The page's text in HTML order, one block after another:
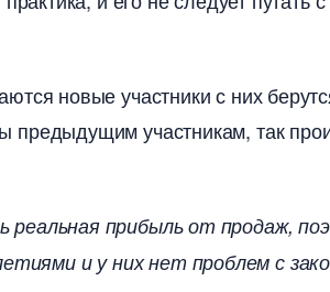
новые участники с них
участникам, так
прибыль от продаж,
и у них нет проблем с